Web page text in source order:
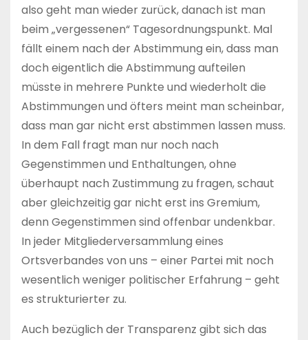
also geht man wieder zurück, danach ist man
beim „vergessenen“ Tagesordnungspunkt. Mal
fällt einem nach der Abstimmung ein, dass man
doch eigentlich die Abstimmung aufteilen
müsste in mehrere Punkte und wiederholt die
Abstimmungen und öfters meint man scheinbar,
dass man gar nicht erst abstimmen lassen muss.
In dem Fall fragt man nur noch nach
Gegenstimmen und Enthaltungen, ohne
überhaupt nach Zustimmung zu fragen, schaut
aber gleichzeitig gar nicht erst ins Gremium,
denn Gegenstimmen sind offenbar undenkbar.
In jeder Mitgliederversammlung eines
Ortsverbandes von uns – einer Partei mit noch
wesentlich weniger politischer Erfahrung – geht
es strukturierter zu.
Auch bezüglich der Transparenz gibt sich das